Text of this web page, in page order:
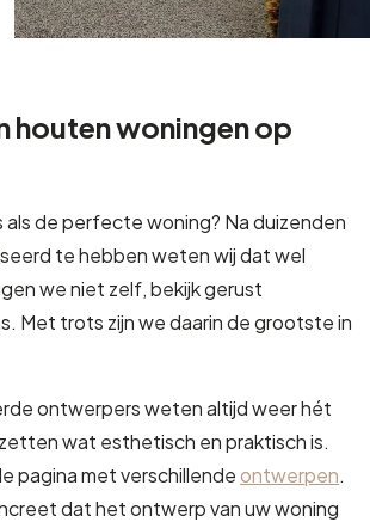
houten woningen op
de perfecte woning? Na duizenden
te hebben weten wij dat wel
we niet zelf, bekijk gerust
Met trots zijn we daarin de grootste in
ontwerpers weten altijd weer hét
wat esthetisch en praktisch is.
pagina met verschillendeontwerpen.
dat het ontwerp van uw woning